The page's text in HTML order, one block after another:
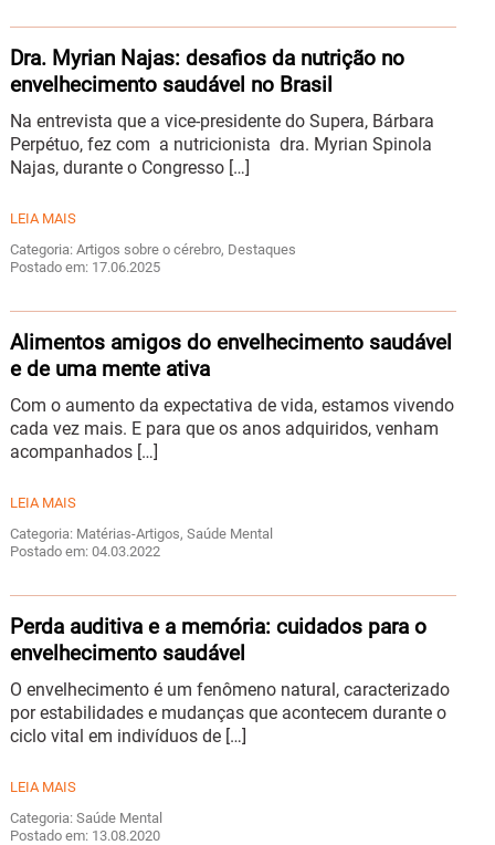
Dra. Myrian Najas: desafios da nutrição no
envelhecimento saudável no Brasil
Na entrevista que a vice-presidente do Supera, Bárbara
Perpétuo, fez com a nutricionista dra. Myrian Spinola
Najas, durante o Congresso […]
LEIA MAIS
Categoria: Artigos sobre o cérebro, Destaques
Postado em: 17.06.2025
Alimentos amigos do envelhecimento saudável
e de uma mente ativa
Com o aumento da expectativa de vida, estamos vivendo
cada vez mais. E para que os anos adquiridos, venham
acompanhados […]
LEIA MAIS
Categoria: Matérias-Artigos, Saúde Mental
Postado em: 04.03.2022
Perda auditiva e a memória: cuidados para o
envelhecimento saudável
O envelhecimento é um fenômeno natural, caracterizado
por estabilidades e mudanças que acontecem durante o
ciclo vital em indivíduos de […]
LEIA MAIS
Categoria: Saúde Mental
Postado em: 13.08.2020